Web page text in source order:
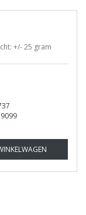
+/- 25 gram